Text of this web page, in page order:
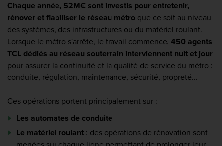
Chaque année, 52M€ sont investis pour entretenir,
rénover et fiabiliser le réseau métro que ce soit au niveau
des systèmes, des infrastructures ou du matériel roulant.
Lorsque le métro s'arrête, le travail commence. 450 agents
TCL dédiés au réseau souterrain interviennent nuit et jour
pour assurer la continuité et la qualité de service du métro :
conduite, régulation, maintenance, sécurité, propreté...
Ces opérations portent principalement sur :
Les automates de conduite
Le matériel roulant : des opérations de rénovation sont